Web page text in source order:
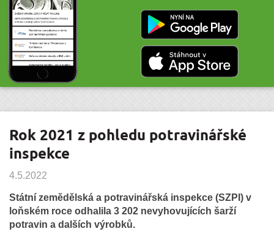
Rok 2021 z pohledu potravinářské
inspekce
4.5.2022
Státní zemědělská a potravinářská inspekce (SZPI) v
loňském roce odhalila 3 202 nevyhovujících šarží
potravin a dalších výrobků.